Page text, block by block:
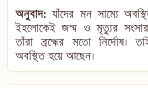
অনুবাদ: যাঁদের মন সাম্যে
ইহলোকেই জন্ম ও মৃত্যুর
তাঁরা ব্রহ্মের মতো নির্দোষ।
অবস্থিত হয়ে আছেন।